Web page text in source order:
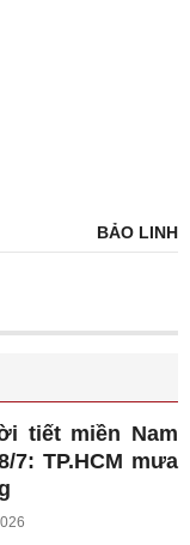
BẢO LINH
tiết miền Nam
7: TP.HCM mưa